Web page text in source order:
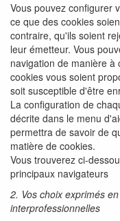
Vous pouvez configurer
ce que des cookies
contraire, qu'ils soient
leur émetteur. Vous
navigation de manière
cookies vous soient
soit susceptible d'être
La configuration de
décrite dans le menu
permettra de savoir de
matière de cookies.
Vous trouverez ci-
principaux navigateurs
2. Vos choix exprimés
interprofessionnelles